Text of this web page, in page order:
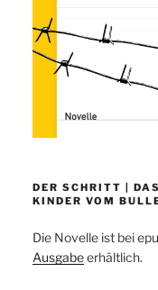
DER SCHRITT |
KINDER VOM
Die Novelle ist bei
Ausgabeerhältlich.